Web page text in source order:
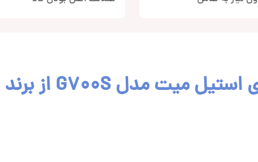
دوربین ثبت وقایع و مانیتور آینه‌ای استیل میت مدل G700S از برند